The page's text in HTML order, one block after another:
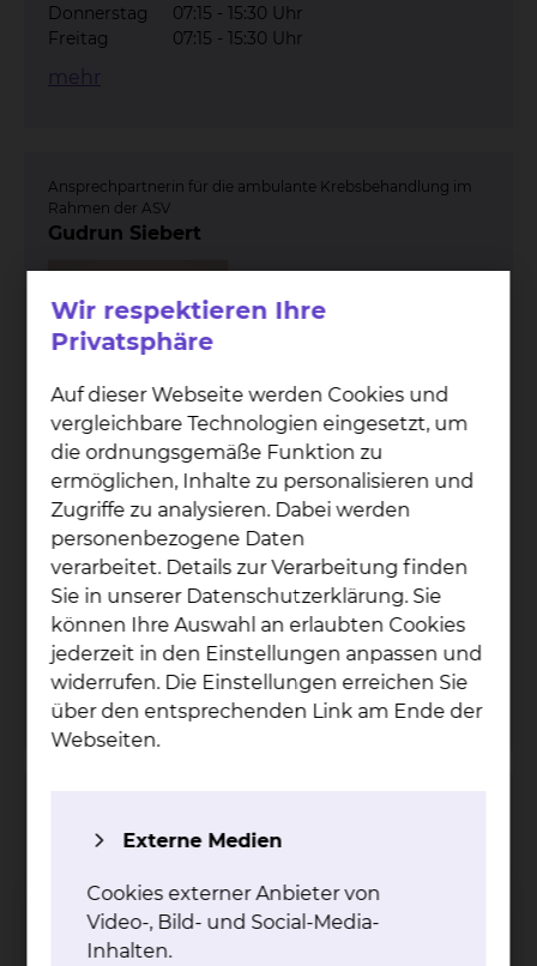
Donnerstag
07:15 - 15:30 Uhr
Freitag
07:15 - 15:30 Uhr
mehr
Ansprechpartnerin für die ambulante Krebsbehandlung im
Rahmen der ASV
Gudrun Siebert
Celler Straße 38, 38114 Braunschweig
Tel.:+49 531 595 3089
Per E-Mail kontaktieren
Erreichbarkeit
Montag
08:00 - 15:00 Uhr
Dienstag
08:00 - 15:00 Uhr
Mittwoch
08:00 - 15:00 Uhr
Donnerstag
08:00 - 15:00 Uhr
Freitag
08:00 - 13:30 Uhr
Urologie, Chirurgie, Neurologie, Neurochirurgie und HTG
Steffen Ewers
Wir respektieren Ihre
Privatsphäre
Auf dieser Webseite werden Cookies und
vergleichbare Technologien eingesetzt, um
die ordnungsgemäße Funktion zu
ermöglichen, Inhalte zu personalisieren und
Zugriffe zu analysieren. Dabei werden
personenbezogene Daten
verarbeitet. Details zur Verarbeitung finden
Sie in unserer Datenschutzerklärung. Sie
können Ihre Auswahl an erlaubten Cookies
jederzeit in den Einstellungen anpassen und
widerrufen. Die Einstellungen erreichen Sie
über den entsprechenden Link am Ende der
Webseiten.
Externe Medien
Cookies externer Anbieter von
Video-, Bild- und Social-Media-
Inhalten.